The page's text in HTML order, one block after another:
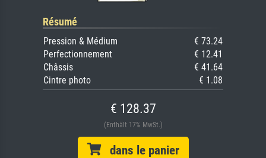
Résumé
Pression & Médium
€ 73.24
Perfectionnement
€ 12.41
Châssis
€ 41.64
Cintre photo
€ 1.08
€ 128.37
(Enthält 17% MwSt.)
dans le panier